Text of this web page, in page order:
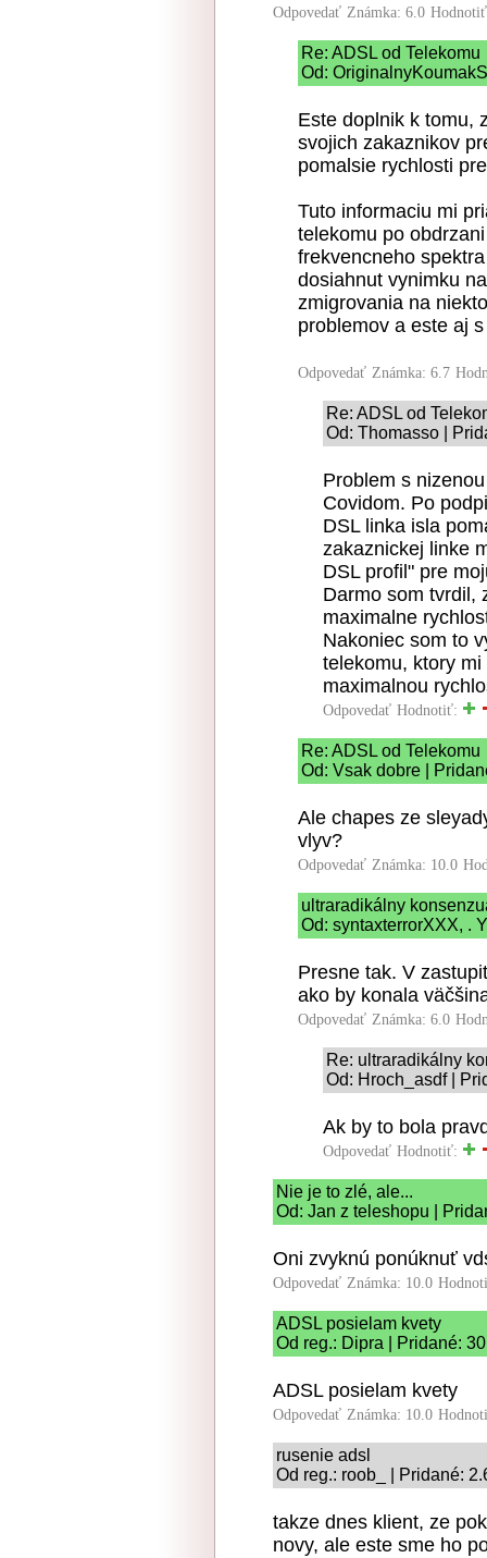
Odpovedať Známka: 6.0
Re: ADSL od Telekomu
Od:
Este doplnik k tomu,
svojich zakaznikov
pomalsie rychlosti
Tuto informaciu mi
telekomu po
frekvencneho
dosiahnut vynimku
zmigrovania na
problemov a este aj
Odpovedať Známka: 6.7
Re: ADSL od
Od: Thomasso |
Problem s
Covidom. Po
DSL linka isla
zakaznickej linke
DSL profil" pre
Darmo som tvrdil,
maximalne
Nakoniec som to
telekomu, ktory
maximalnou
Odpovedať Hodnotiť:
Re: ADSL od Telekomu
Od: Vsak dobre |
Ale chapes ze
vlyv?
Odpovedať Známka: 10.0
ultraradikálny
Od: syntaxterrorXXX, .
Presne tak. V
ako by konala
Odpovedať Známka: 6.0
Re: ultraradikálny
Od: Hroch_asdf |
Ak by to bola
Odpovedať Hodnotiť:
Nie je to zlé, ale...
Od: Jan z teleshopu |
Oni zvyknú ponúknuť
Odpovedať Známka: 10.0
ADSL posielam kvety
Od reg.: Dipra | Pridané:
ADSL posielam kvety
Odpovedať Známka: 10.0
rusenie adsl
Od reg.: roob_ | Pridané:
takze dnes klient, ze
novy, ale este sme ho